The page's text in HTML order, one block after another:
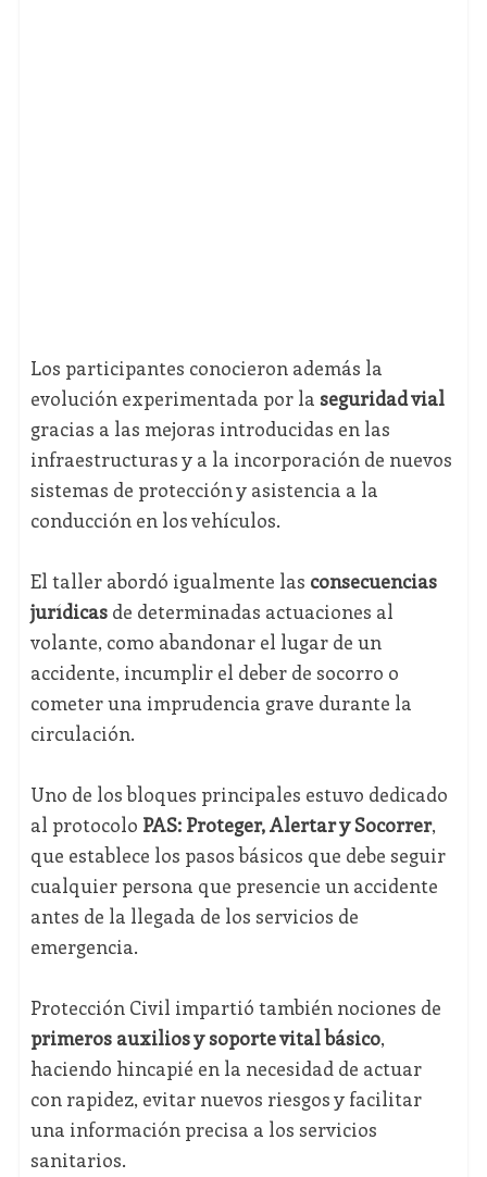
Los participantes conocieron además la
evolución experimentada por la seguridad vial
gracias a las mejoras introducidas en las
infraestructuras y a la incorporación de nuevos
sistemas de protección y asistencia a la
conducción en los vehículos.
El taller abordó igualmente las consecuencias
jurídicasde determinadas actuaciones al
volante, como abandonar el lugar de un
accidente, incumplir el deber de socorro o
cometer una imprudencia grave durante la
circulación.
Uno de los bloques principales estuvo dedicado
al protocolo PAS: Proteger, Alertar y Socorrer,
que establece los pasos básicos que debe seguir
cualquier persona que presencie un accidente
antes de la llegada de los servicios de
emergencia.
Protección Civil impartió también nociones de
primeros auxilios y soporte vital básico,
haciendo hincapié en la necesidad de actuar
con rapidez, evitar nuevos riesgos y facilitar
una información precisa a los servicios
sanitarios.